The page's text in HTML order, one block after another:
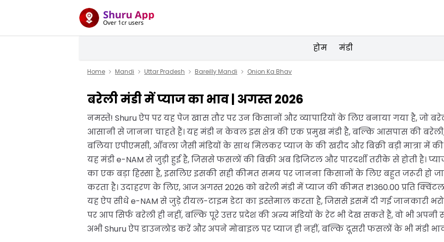
Shuru App
Over 1cr users
होम मंडी
Home Mandi Uttar Pradesh Bareilly Mandi Onion Ka Bhav
बरेली मंडी में प्याज का भाव | अगस्त 2026
नमस्ते! Shuru ऐप पर यह पेज खास तौर पर उन किसानों और व्यापारियों के लिए बनाया गया है, जो
आसानी से जानना चाहते हैं। यह मंडी न केवल इस क्षेत्र की एक प्रमुख मंडी है, बल्कि आसपास की
बलिया एपीएमसी, आँवला जैसी मंडियों के साथ मिलकर प्याज के की खरीद और बिक्री बड़ी मात्रा में की
यह मंडी e-NAM से जुड़ी हुई है, जिससे फसलों की बिक्री अब डिजिटल और पारदर्शी तरीके से होती है।
का एक बड़ा हिस्सा है, इसलिए इसकी सही कीमत समय पर जानना किसानों के लिए बहुत जरूरी हो
करता है। उदाहरण के लिए, आज अगस्त 2026 को बरेली मंडी में प्याज की कीमत ₹1360.00 प्रति क्विंटल
यह ऐप सीधे e-NAM से जुड़े रीयल-टाइम डेटा का इस्तेमाल करता है, जिससे इसमें दी गई जानकारी
पर आप सिर्फ बरेली ही नहीं, बल्कि पूरे उत्तर प्रदेश की अन्य मंडियों के रेट भी देख सकते हैं, वो भी अपनी
अभी Shuru ऐप डाउनलोड करें और अपने मोबाइल पर प्याज ही नहीं, बल्कि दूसरी फसलों के भी मंडी